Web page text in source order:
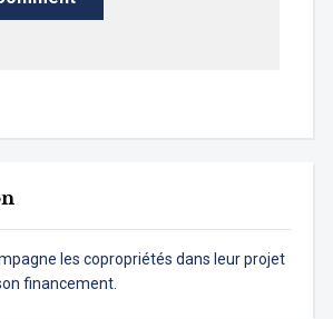
les copropriétés dans leur projet
financement.